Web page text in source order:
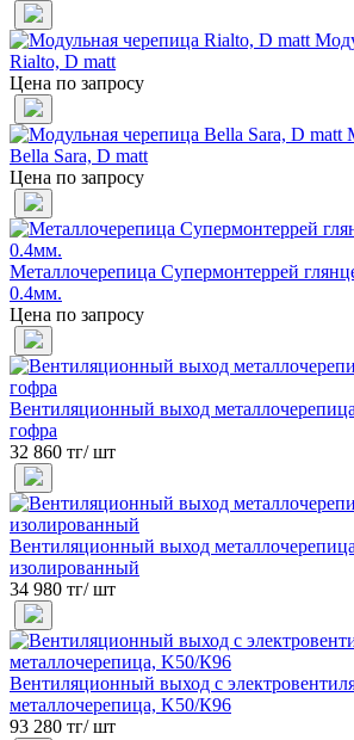
Rialto, D matt
Цена по запросу
Bella Sara, D matt
Цена по запросу
Металлочерепица Супермонтеррей
0.4мм.
Цена по запросу
Вентиляционный выход
гофра
32 860 тг/ шт
Вентиляционный выход
изолированный
34 980 тг/ шт
Вентиляционный выход с
металлочерепица, K50/К96
93 280 тг/ шт